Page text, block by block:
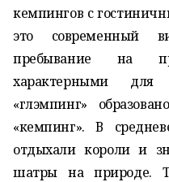
кемпингов с
это современный
пребывание на
характерными
«глэмпинг»
«кемпинг». В
отдыхали короли и
шатры на природе.